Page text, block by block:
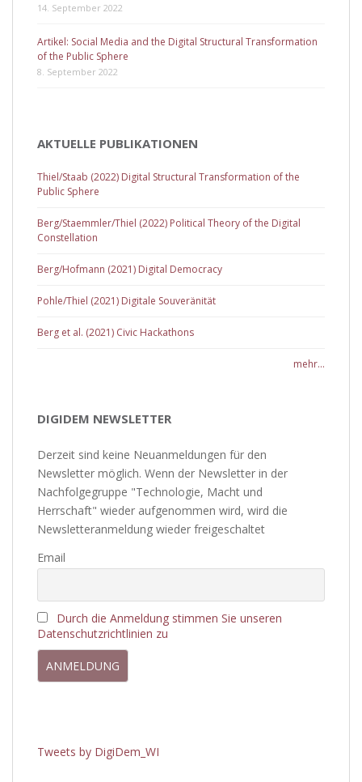
14. September 2022
Artikel: Social Media and the Digital Structural Transformation
of the Public Sphere
8. September 2022
AKTUELLE PUBLIKATIONEN
Thiel/Staab (2022) Digital Structural Transformation of the
Public Sphere
Berg/Staemmler/Thiel (2022) Political Theory of the Digital
Constellation
Berg/Hofmann (2021) Digital Democracy
Pohle/Thiel (2021) Digitale Souveränität
Berg et al. (2021) Civic Hackathons
mehr...
DIGIDEM NEWSLETTER
Derzeit sind keine Neuanmeldungen für den
Newsletter möglich. Wenn der Newsletter in der
Nachfolgegruppe "Technologie, Macht und
Herrschaft" wieder aufgenommen wird, wird die
Newsletteranmeldung wieder freigeschaltet
Email
Durch die Anmeldung stimmen Sie unseren
Datenschutzrichtlinien zu
Tweets by DigiDem_WI